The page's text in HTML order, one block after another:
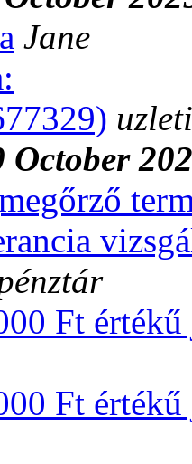
Jane
October
Ft
Ft